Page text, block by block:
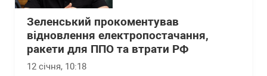
Зеленський прокоментував
відновлення електропостачання,
ракети для ППО та втрати РФ
12 січня, 10:18